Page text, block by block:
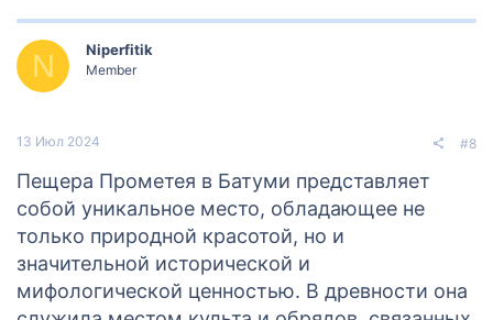
N Niperfitik
Member
13 Июл 2024 #8
Пещера Прометея в Батуми представляет
собой уникальное место, обладающее не
только природной красотой, но и
значительной исторической и
мифологической ценностью. В древности она